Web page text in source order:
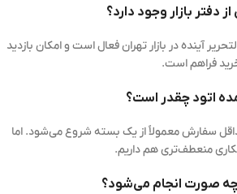
آینده در بازار تهران فعال است و امکان بازدید
فراهم است.
سفارش معمولاً از یک بسته شروع می‌شود. اما
منعطف‌تری هم داریم.